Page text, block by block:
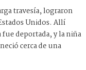
travesía, lograron
Unidos. Allí
deportada, y la niña
cerca de una